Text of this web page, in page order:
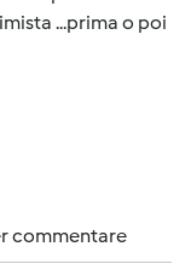
...prima o poi
commentare